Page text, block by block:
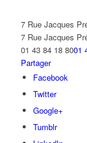
7 Rue Jacques
7 Rue Jacques
01 43 84 18 8001
Partager
Facebook
Twitter
Google+
Tumblr